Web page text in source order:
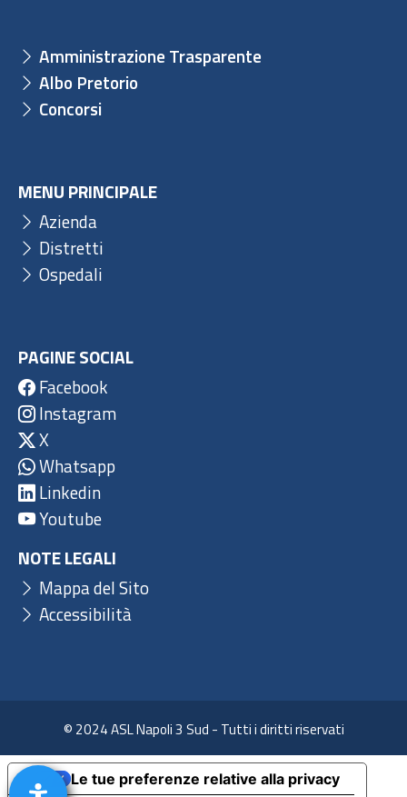
Amministrazione Trasparente
Albo Pretorio
Concorsi
MENU PRINCIPALE
Azienda
Distretti
Ospedali
PAGINE SOCIAL
Facebook
Instagram
X
Whatsapp
Linkedin
Youtube
NOTE LEGALI
Mappa del Sito
Accessibilità
© 2024 ASL Napoli 3 Sud - Tutti i diritti riservati
Le tue preferenze relative alla privacy